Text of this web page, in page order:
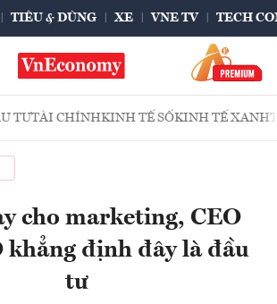
TIÊU & DÙNG XE VNE TV TECH
TƯTÀI CHÍNHKINH TẾ SỐKINH TẾ XANH
cho marketing, CEO
khẳng định đây là đầu
tư